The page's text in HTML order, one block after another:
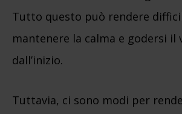
Tutto questo può rendere
mantenere la calma e godersi il
dall’inizio.
Tuttavia, ci sono modi per